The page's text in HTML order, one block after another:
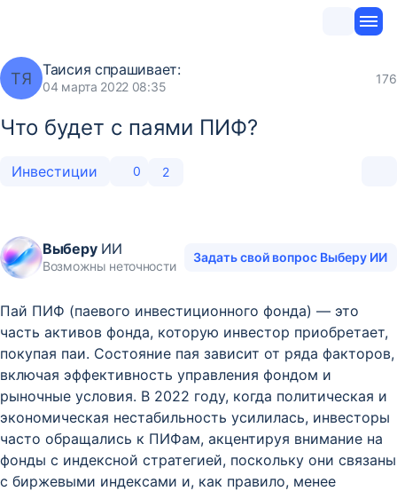
ТЯ Таисия спрашивает:
04 марта 2022 08:35
176
Что будет с паями ПИФ?
Инвестиции 0 2
ВыберуИИ
Возможны неточности
Задать свой вопрос Выберу ИИ
Пай ПИФ (паевого инвестиционного фонда) — это
часть активов фонда, которую инвестор приобретает,
покупая паи. Состояние пая зависит от ряда факторов,
включая эффективность управления фондом и
рыночные условия. В 2022 году, когда политическая и
экономическая нестабильность усилилась, инвесторы
часто обращались к ПИФам, акцентируя внимание на
фонды с индексной стратегией, поскольку они связаны
с биржевыми индексами и, как правило, менее